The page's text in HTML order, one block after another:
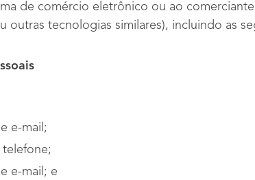
de comércio eletrônico ou ao
outras tecnologias similares), incluindo as
e-mail;
telefone;
e-mail; e